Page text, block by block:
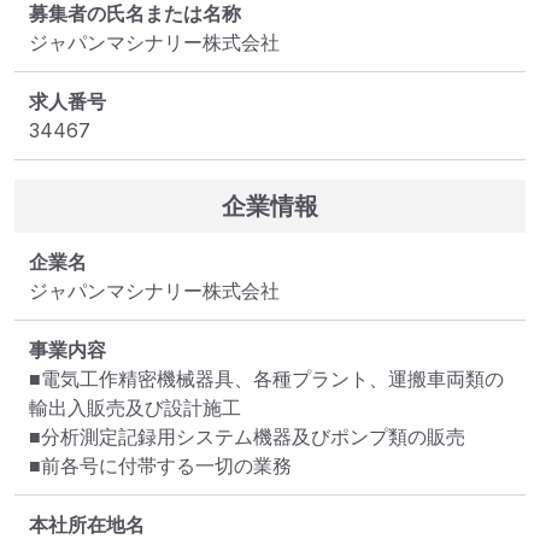
募集者の氏名または名称
ジャパンマシナリー株式会社
求人番号
34467
企業情報
企業名
ジャパンマシナリー株式会社
事業内容
■電気工作精密機械器具、各種プラント、運搬車両類の
輸出入販売及び設計施工
■分析測定記録用システム機器及びポンプ類の販売
■前各号に付帯する一切の業務
本社所在地名